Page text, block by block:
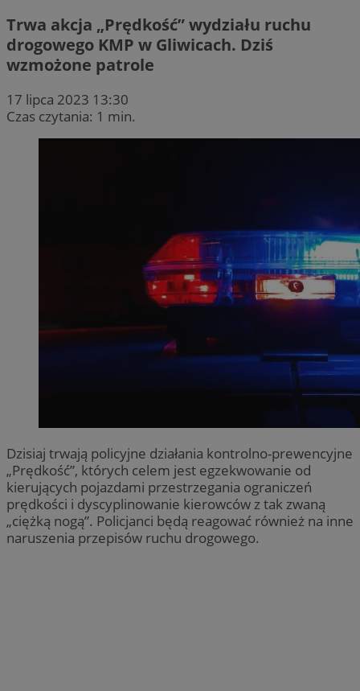
Trwa akcja „Prędkość” wydziału ruchu
drogowego KMP w Gliwicach. Dziś
wzmożone patrole
17 lipca 2023 13:30
Czas czytania: 1 min.
Dzisiaj trwają policyjne działania kontrolno-prewencyjne
„Prędkość”, których celem jest egzekwowanie od
kierujących pojazdami przestrzegania ograniczeń
prędkości i dyscyplinowanie kierowców z tak zwaną
„ciężką nogą”. Policjanci będą reagować również na inne
naruszenia przepisów ruchu drogowego.